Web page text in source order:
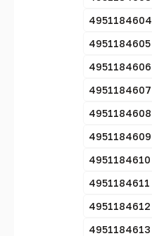
4951184604
4951184605
4951184606
4951184607
4951184608
4951184609
4951184610
4951184611
4951184612
4951184613